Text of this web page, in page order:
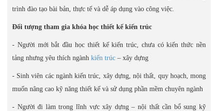
trình đào tạo bài bản, thực tế và dễ áp dụng vào công việc.
Đối tượng tham gia khóa học thiết kế kiến trúc
- Người mới bắt đầu học thiết kế kiến trúc, chưa có kiến thức nền
tảng nhưng yêu thích ngành kiến trúc – xây dựng
- Sinh viên các ngành kiến trúc, xây dựng, nội thất, quy hoạch, mong
muốn nâng cao kỹ năng thiết kế và sử dụng phần mềm chuyên ngành
- Người đi làm trong lĩnh vực xây dựng – nội thất cần bổ sung kỹ